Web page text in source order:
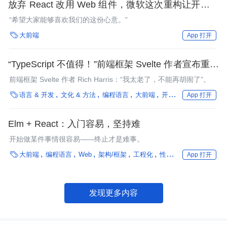
放弃 React 改用 Web 组件，微软这次重构让开发者
不解：没有任何意义
“希望大家能够喜欢我们的这份心意。”
 大前端 App 打开
“TypeScript 不值得！”前端框架 Svelte 作者宣布重构
代码，反向迁移到 JavaScript 引争议
前端框架 Svelte 作者 Rich Harris：“我太老了，不能再胡闹了”。
语言 & 开发 文化 & 方法 编程语言 大前端 开源 方法论 技术
App 打开
Elm + React：入门容易，坚持难
开始做某件事情很容易——终止才是难事。
 大前端 编程语言 Web 架构/框架 工程化 性能优化 框架
App 打开
发现更多内容